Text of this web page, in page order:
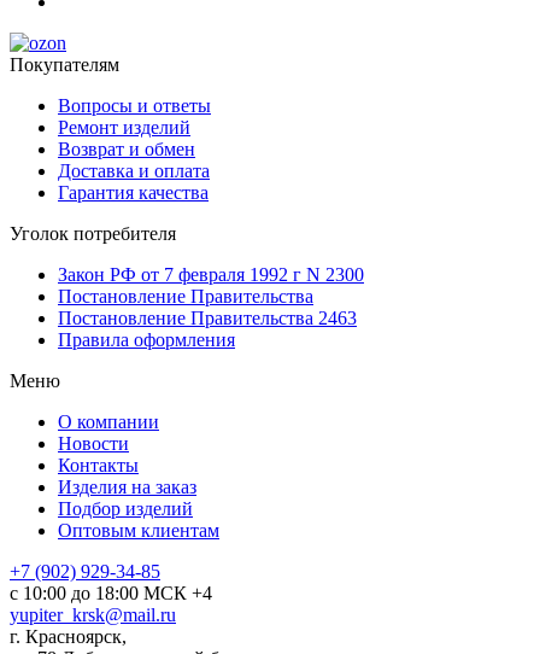
Покупателям
Вопросы и ответы
Ремонт изделий
Возврат и обмен
Доставка и оплата
Гарантия качества
Уголок потребителя
Закон РФ от 7 февраля 1992 г N 2300
Постановление Правительства
Постановление Правительства 2463
Правила оформления
Меню
О компании
Новости
Контакты
Изделия на заказ
Подбор изделий
Оптовым клиентам
+7 (902) 929-34-85
с 10:00 до 18:00 МСК +4
yupiter_krsk@mail.ru
г. Красноярск,